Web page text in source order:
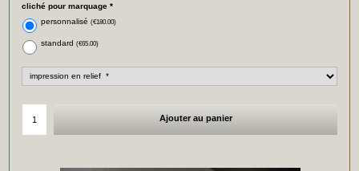
cliché pour marquage *
personnalisé (€180.00)
standard (€65.00)
Ajouter au panier